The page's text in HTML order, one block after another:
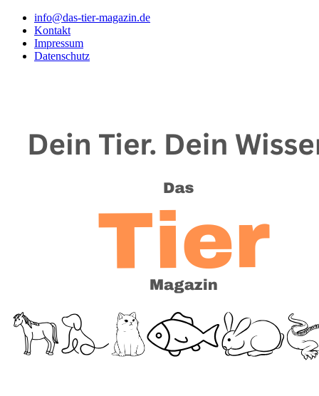
info@das-tier-magazin.de
Kontakt
Impressum
Datenschutz